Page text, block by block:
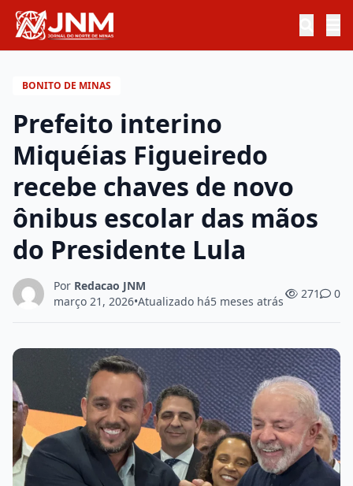
BONITO DE MINAS
Prefeito interino
Miquéias Figueiredo
recebe chaves de novo
ônibus escolar das mãos
do Presidente Lula
Por Redacao JNM
março 21, 2026•Atualizado há5 meses atrás
271 0